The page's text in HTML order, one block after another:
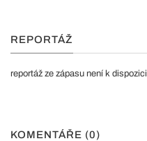
REPORTÁŽ
reportáž ze zápasu není k dispozici
KOMENTÁŘE (0)